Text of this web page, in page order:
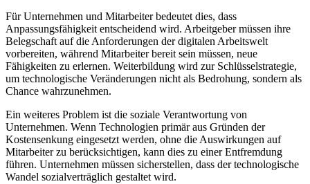
Für Unternehmen und Mitarbeiter bedeutet dies, dass
Anpassungsfähigkeit entscheidend wird. Arbeitgeber müssen ihre
Belegschaft auf die Anforderungen der digitalen Arbeitswelt
vorbereiten, während Mitarbeiter bereit sein müssen, neue
Fähigkeiten zu erlernen. Weiterbildung wird zur Schlüsselstrategie,
um technologische Veränderungen nicht als Bedrohung, sondern als
Chance wahrzunehmen.
Ein weiteres Problem ist die soziale Verantwortung von
Unternehmen. Wenn Technologien primär aus Gründen der
Kostensenkung eingesetzt werden, ohne die Auswirkungen auf
Mitarbeiter zu berücksichtigen, kann dies zu einer Entfremdung
führen. Unternehmen müssen sicherstellen, dass der technologische
Wandel sozialverträglich gestaltet wird.